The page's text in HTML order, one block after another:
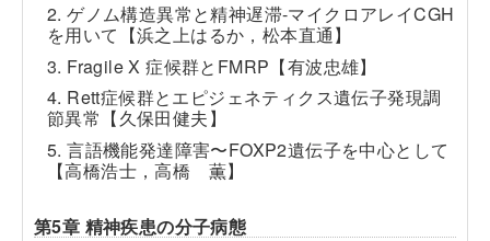
2. ゲノム構造異常と精神遅滞-マイクロアレイCGH
を用いて【浜之上はるか，松本直通】
3. Fragile X 症候群とFMRP【有波忠雄】
4. Rett症候群とエピジェネティクス遺伝子発現調
節異常【久保田健夫】
5. 言語機能発達障害〜FOXP2遺伝子を中心として
【高橋浩士，高橋 薫】
第5章 精神疾患の分子病態